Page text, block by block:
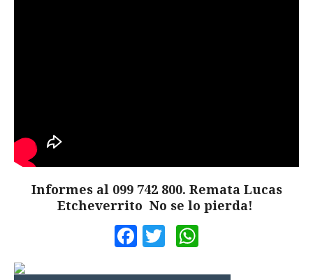
Informes al 099 742 800. Remata Lucas
Etcheverrito No se lo pierda!
Facebook
Twitter